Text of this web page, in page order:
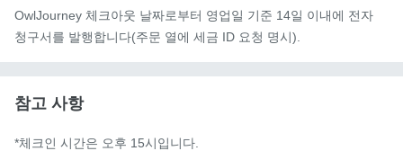
OwlJourney 체크아웃 날짜로부터 영업일 기준 14일 이내에 전자
청구서를 발행합니다(주문 열에 세금 ID 요청 명시).
참고 사항
*체크인 시간은 오후 15시입니다.